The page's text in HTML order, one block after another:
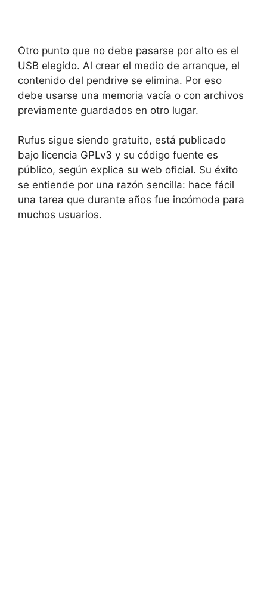
Otro punto que no debe pasarse por alto es el
USB elegido. Al crear el medio de arranque, el
contenido del pendrive se elimina. Por eso
debe usarse una memoria vacía o con archivos
previamente guardados en otro lugar.
Rufus sigue siendo gratuito, está publicado
bajo licencia GPLv3 y su código fuente es
público, según explica su web oficial. Su éxito
se entiende por una razón sencilla: hace fácil
una tarea que durante años fue incómoda para
muchos usuarios.